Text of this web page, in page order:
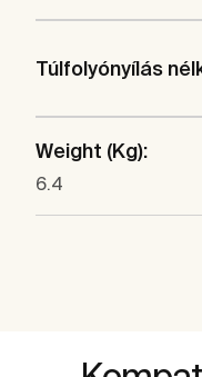
Túlfolyónyílás
Weight (Kg):
6.4